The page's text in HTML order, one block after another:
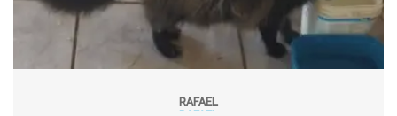
RAFAEL